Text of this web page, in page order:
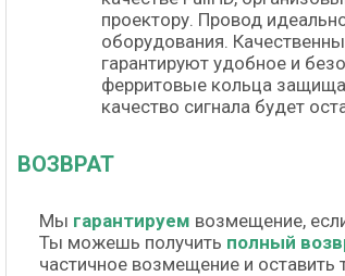
проектору. Провод
оборудования.
гарантируют удобное и
ферритовые кольца
качество сигнала будет
ВОЗВРАТ
Мы гарантируем возмещение,
Ты можешь получить полный
частичное возмещение и оставить